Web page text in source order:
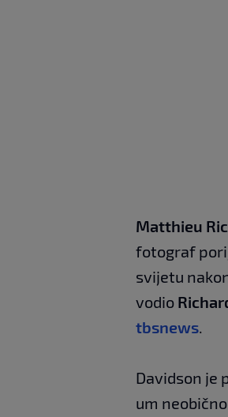
Matthieu
fotograf
svijetu
vodio
tbsnews.
Davidson je
um